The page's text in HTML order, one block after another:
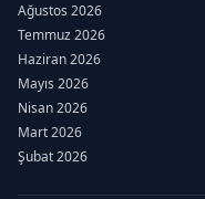
Ağustos 2026
Temmuz 2026
Haziran 2026
Mayıs 2026
Nisan 2026
Mart 2026
Şubat 2026